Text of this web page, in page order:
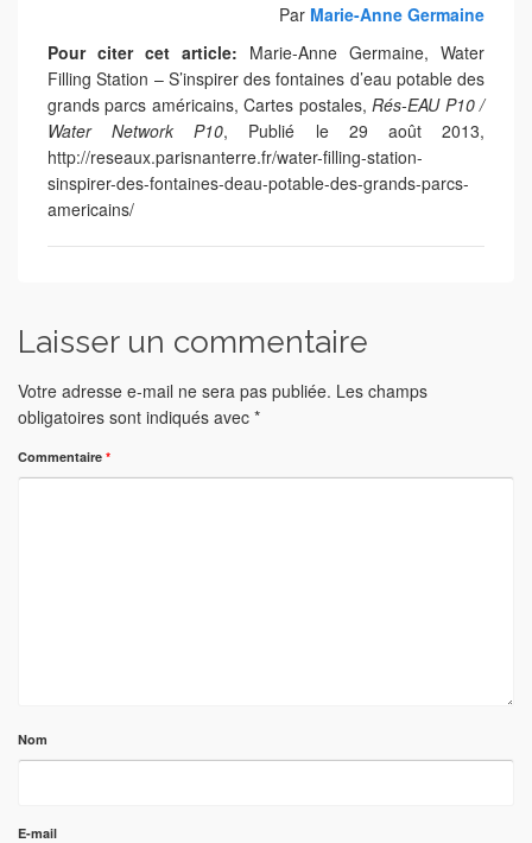
Par Marie-Anne Germaine
Pour citer cet article: Marie-Anne Germaine, Water
Filling Station – S’inspirer des fontaines d’eau potable des
grands parcs américains, Cartes postales, Rés-EAU P10 /
Water Network P10, Publié le 29 août 2013,
http://reseaux.parisnanterre.fr/water-filling-station-
sinspirer-des-fontaines-deau-potable-des-grands-parcs-
americains/
Laisser un commentaire
Votre adresse e-mail ne sera pas publiée. Les champs
obligatoires sont indiqués avec *
Commentaire *
Nom
E-mail